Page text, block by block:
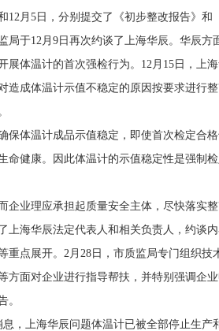
12月5日，分别提交了《初步整改报告》
局于12月9日再次约谈了上海华辰。华辰方
展体温计的首次强检行为。12月15日，上
造成体温计示值不稳定的原因按要求进行
保体温计成品示值稳定，即使首次检定合
命健康。因此体温计的示值稳定性是强制
企业理应承担起质量安全主体，尽快落实
上海华辰法定代表人和相关负责人，约谈
重点展开。2月28日，市质监局专门组织技
方面对企业进行指导帮扶，并特别强调企
。
，上海华辰问题体温计已被全部停止生